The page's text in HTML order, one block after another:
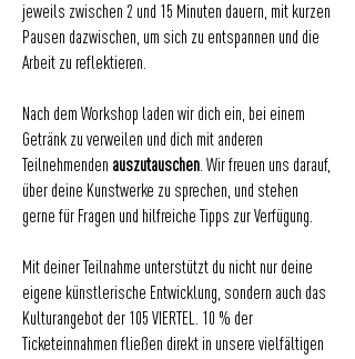
jeweils zwischen 2 und 15 Minuten dauern, mit kurzen
Pausen dazwischen, um sich zu entspannen und die
Arbeit zu reflektieren.
Nach dem Workshop laden wir dich ein, bei einem
Getränk zu verweilen und dich mit anderen
Teilnehmenden auszutauschen. Wir freuen uns darauf,
über deine Kunstwerke zu sprechen, und stehen
gerne für Fragen und hilfreiche Tipps zur Verfügung.
Mit deiner Teilnahme unterstützt du nicht nur deine
eigene künstlerische Entwicklung, sondern auch das
Kulturangebot der 105 VIERTEL. 10 % der
Ticketeinnahmen fließen direkt in unsere vielfältigen